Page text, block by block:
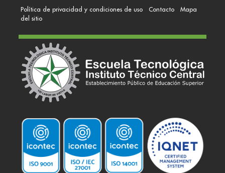
Política de privacidad y condiciones de uso Contacto
Mapa
del sitio